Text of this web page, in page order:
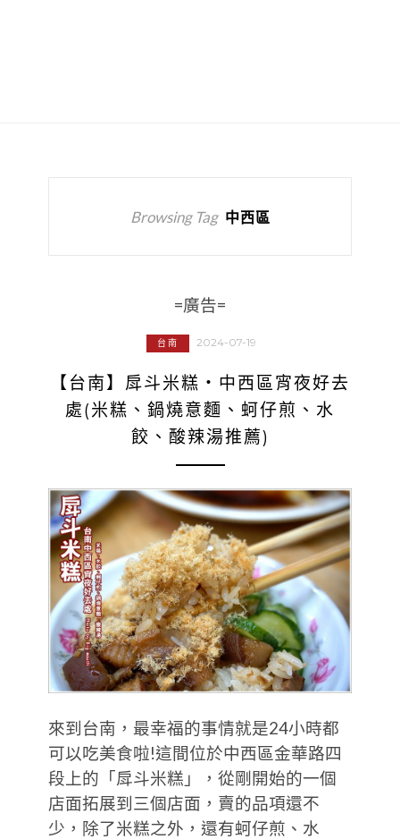
Browsing Tag 中西區
=廣告=
台南 2024-07-19
【台南】戽斗米糕‧中西區宵夜好去
處(米糕、鍋燒意麵、蚵仔煎、水
餃、酸辣湯推薦)
來到台南，最幸福的事情就是24小時都
可以吃美食啦!這間位於中西區金華路四
段上的「戽斗米糕」，從剛開始的一個
店面拓展到三個店面，賣的品項還不
少，除了米糕之外，還有蚵仔煎、水